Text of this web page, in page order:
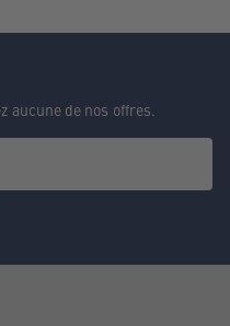
aucune de nos offres.